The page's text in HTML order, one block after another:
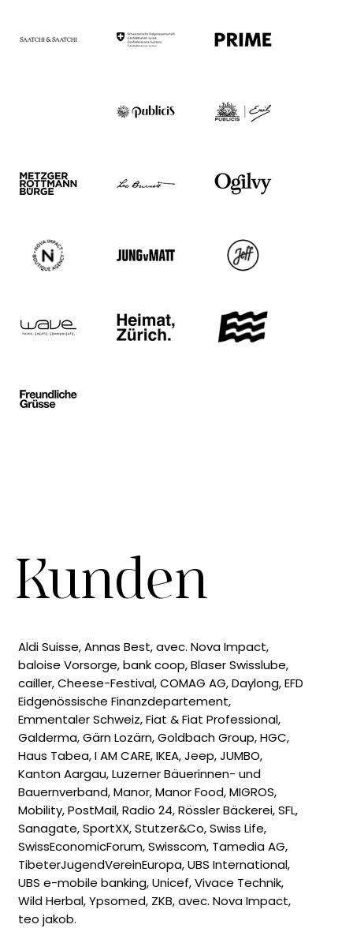
Kunden
Aldi Suisse, Annas Best, avec. Nova Impact,
baloise Vorsorge, bank coop, Blaser Swisslube,
cailler, Cheese-Festival, COMAG AG, Daylong, EFD
Eidgenössische Finanzdepartement,
Emmentaler Schweiz, Fiat & Fiat Professional,
Galderma, Gärn Lozärn, Goldbach Group, HGC,
Haus Tabea, I AM CARE, IKEA, Jeep, JUMBO,
Kanton Aargau, Luzerner Bäuerinnen- und
Bauernverband, Manor, Manor Food, MIGROS,
Mobility, PostMail, Radio 24, Rössler Bäckerei, SFL,
Sanagate, SportXX, Stutzer&Co, Swiss Life,
SwissEconomicForum, Swisscom, Tamedia AG,
TibeterJugendVereinEuropa, UBS International,
UBS e-mobile banking, Unicef, Vivace Technik,
Wild Herbal, Ypsomed, ZKB, avec. Nova Impact,
teo jakob.